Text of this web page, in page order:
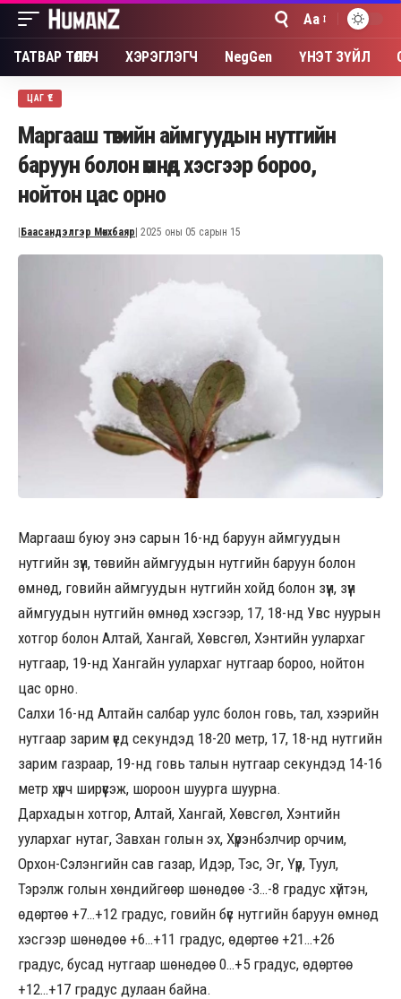
Font
Resizer
Aa
ТАТВАР ТӨЛӨГЧ ХЭРЭГЛЭГЧ NegGen ҮНЭТ ЗҮЙЛ
ЦАГ ҮЕ
Маргааш төвийн аймгуудын нутгийн
баруун болон өмнөд хэсгээр бороо,
нойтон цас орно
Баасандэлгэр Мөнхбаяр | 2025 оны 05 сарын 15
Маргааш буюу энэ сарын 16-нд баруун аймгуудын
нутгийн зүүн, төвийн аймгуудын нутгийн баруун болон
өмнөд, говийн аймгуудын нутгийн хойд болон зүүн, зүүн
аймгуудын нутгийн өмнөд хэсгээр, 17, 18-нд Увс нуурын
хотгор болон Алтай, Хангай, Хөвсгөл, Хэнтийн уулархаг
нутгаар, 19-нд Хангайн уулархаг нутгаар бороо, нойтон
цас орно.
Салхи 16-нд Алтайн салбар уулс болон говь, тал, хээрийн
нутгаар зарим үед секундэд 18-20 метр, 17, 18-нд нутгийн
зарим газраар, 19-нд говь талын нутгаар секундэд 14-16
метр хүрч ширүүсэж, шороон шуурга шуурна.
Дархадын хотгор, Алтай, Хангай, Хөвсгөл, Хэнтийн
уулархаг нутаг, Завхан голын эх, Хүрэнбэлчир орчим,
Орхон-Сэлэнгийн сав газар, Идэр, Тэс, Эг, Үүр, Туул,
Тэрэлж голын хөндийгөөр шөнөдөө -3…-8 градус хүйтэн,
өдөртөө +7…+12 градус, говийн бүс нутгийн баруун өмнөд
хэсгээр шөнөдөө +6…+11 градус, өдөртөө +21…+26
градус, бусад нутгаар шөнөдөө 0…+5 градус, өдөртөө
+12…+17 градус дулаан байна.